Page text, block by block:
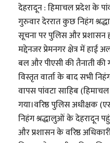
देहरादून : हिमाचल प्रदेश के
गुरुवार देररात कुछ निहंग
सूचना पर पुलिस और
मद्देनजर प्रेमनगर क्षेत्र में हाई
बल और पीएसी की तैनाती की
विस्तृत वार्ता के बाद सभी
वापस पांवटा साहिब
गया।वरिष्ठ पुलिस अधीक्षक
निहंग श्रद्धालुओं के देहरादून
और प्रशासन के वरिष्ठ